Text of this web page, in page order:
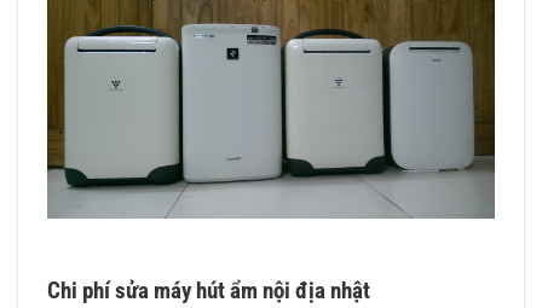
Chi phí sửa máy hút ẩm nội địa nhật